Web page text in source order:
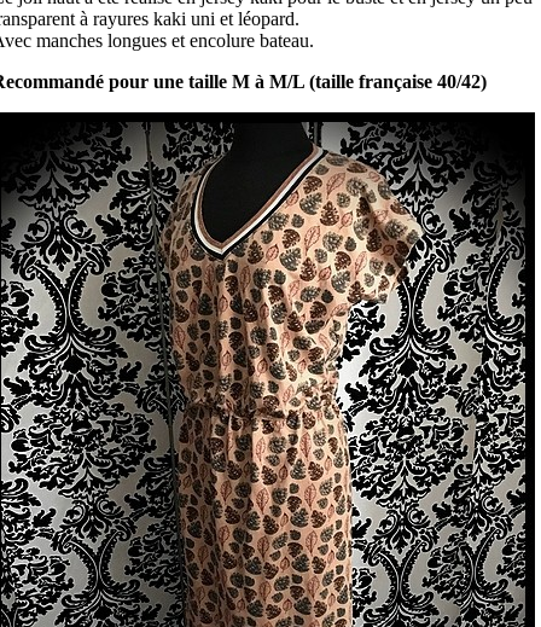
à rayures kaki uni et léopard.
manches longues et encolure bateau.
pour une taille M à M/L (taille française 40/42)